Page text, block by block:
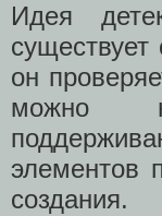
Идея
он
можно
элементов
создания.